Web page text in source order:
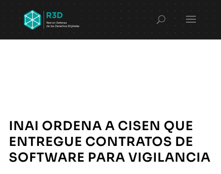
INAI ORDENA A CISEN QUE
ENTREGUE CONTRATOS DE
SOFTWARE PARA VIGILANCIA